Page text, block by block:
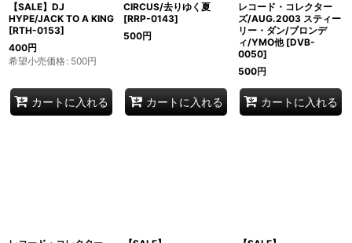
【SALE】DJ
HYPE/JACK TO A KING
[RTH-0153]
400円
希望小売価格: 500円
カートに入れる
CIRCUS/去りゆく夏
[RRP-0143]
500円
カートに入れる
レコード・コレクター
ズ/AUG.2003 スティー
リー・ダン/ブロンデ
ィ/YMO他 [DVB-
0050]
500円
カートに入れる